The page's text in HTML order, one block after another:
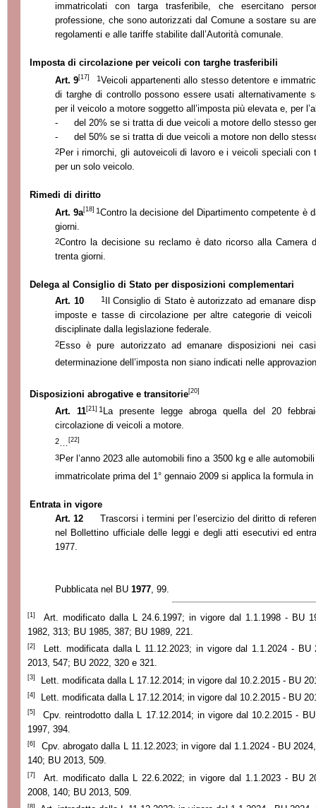
immatricolati con targa trasferibile, che esercitano
professione, che sono autorizzati dal Comune a sostare su
regolamenti e alle tariffe stabilite dall’Autorità comunale.
Imposta di circolazione per veicoli con targhe trasferibili
Art. 9[17] 1Veicoli appartenenti allo stesso detentore e
di targhe di controllo possono essere usati alternativamente
per il veicolo a motore soggetto all’imposta più elevata e, per
-
del 20% se si tratta di due veicoli a motore dello stesso
-
del 50% se si tratta di due veicoli a motore non dello
2Per i rimorchi, gli autoveicoli di lavoro e i veicoli speciali con
per un solo veicolo.
Rimedi di diritto
Art. 9a[18] 1Contro la decisione del Dipartimento competente è
giorni.
2Contro la decisione su reclamo è dato ricorso alla Camera
trenta giorni.
Delega al Consiglio di Stato per disposizioni complementari
Art. 10
1Il Consiglio di Stato è autorizzato ad emanare
imposte e tasse di circolazione per altre categorie di
disciplinate dalla legislazione federale.
2Esso è pure autorizzato ad emanare disposizioni nei
determinazione dell’imposta non siano indicati nelle
Disposizioni abrogative e transitorie[20]
Art. 11[21] 1La presente legge abroga quella del 20
circolazione di veicoli a motore.
2 [22]
3Per l’anno 2023 alle automobili fino a 3500 kg e alle
immatricolate prima del 1° gennaio 2009 si applica la formula
Entrata in vigore
Art. 12
Trascorsi i termini per l’esercizio del diritto di
nel Bollettino ufficiale delle leggi e degli atti esecutivi ed
1977.
Pubblicata nel BU 1977 , 99.
[1]
Art. modificato dalla L 24.6.1997; in vigore dal 1.1.1998 - BU
1982, 313; BU 1985, 387; BU 1989, 221.
[2]
Lett. modificata dalla L 11.12.2023; in vigore dal 1.1.2024 - BU
2013, 547; BU 2022, 320 e 321.
[3] Lett. modificata dalla L 17.12.2014; in vigore dal 10.2.2015 - BU
[4] Lett. modificata dalla L 17.12.2014; in vigore dal 10.2.2015 - BU
[5]
Cpv. reintrodotto dalla L 17.12.2014; in vigore dal 10.2.2015 -
1997, 394.
[6]
Cpv. abrogato dalla L 11.12.2023; in vigore dal 1.1.2024 - BU
140; BU 2013, 509.
[7] Art. modificato dalla L 22.6.2022; in vigore dal 1.1.2023 - BU
2008, 140; BU 2013, 509.
[8]